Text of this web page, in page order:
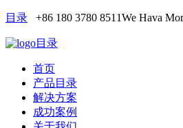
目录 +86 180 3780 8511We Hava
目录
首页
产品目录
解决方案
成功案例